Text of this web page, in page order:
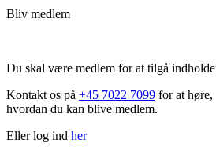
Bliv medlem
Du skal være medlem for at tilgå
Kontakt os på +45 7022 7099 for at høre,
hvordan du kan blive medlem.
Eller log ind her